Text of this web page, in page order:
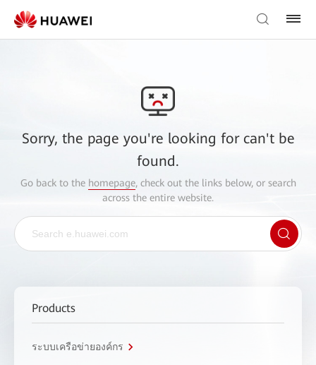
Sorry, the page you're looking for can't be
found.
Go back to the homepage, check out the links below, or search
across the entire website.
Products
ระบบเครือข่ายองค์กร